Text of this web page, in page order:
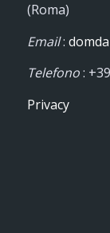
(Roma)
Email:
Telefono:
Privacy